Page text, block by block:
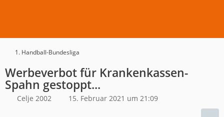
1. Handball-Bundesliga
Werbeverbot für Krankenkassen-
Spahn gestoppt...
Celje 2002 15. Februar 2021 um 21:09